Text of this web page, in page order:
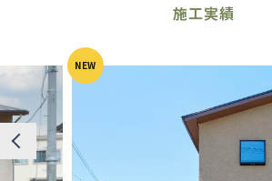
施工実績